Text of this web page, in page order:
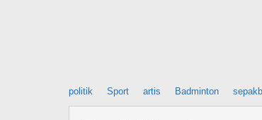
politik Sport artis Badminton